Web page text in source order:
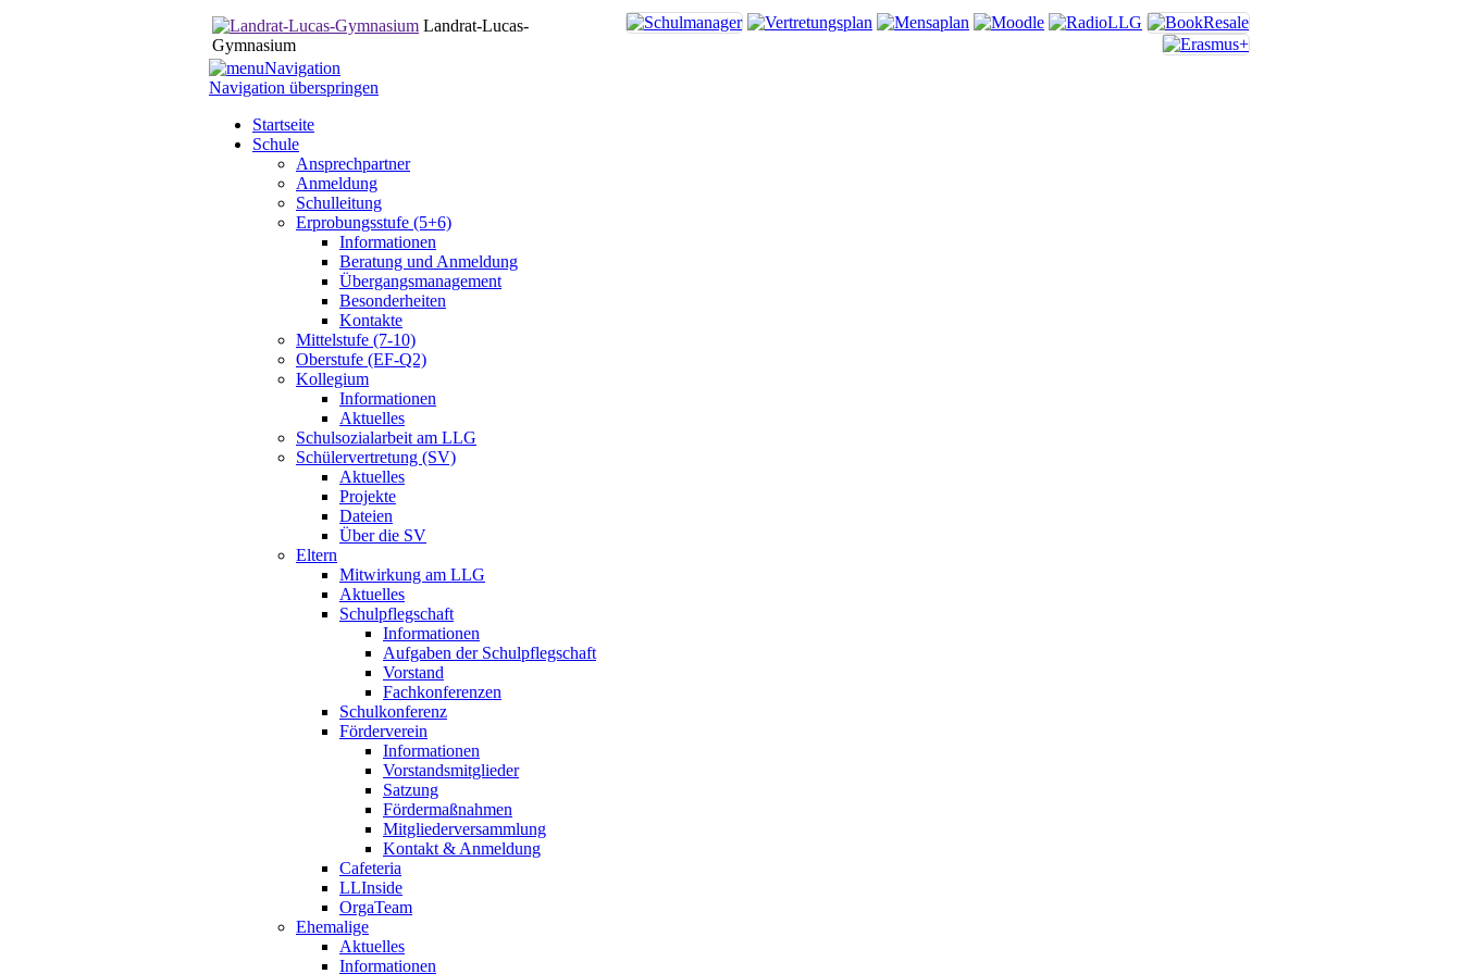
Landrat-Lucas-
Gymnasium
Navigation
Navigation überspringen
Startseite
Schule
Ansprechpartner
Anmeldung
Schulleitung
Erprobungsstufe (5+6)
Informationen
Beratung und Anmeldung
Übergangsmanagement
Besonderheiten
Kontakte
Mittelstufe (7-10)
Oberstufe (EF-Q2)
Kollegium
Informationen
Aktuelles
Schulsozialarbeit am LLG
Schülervertretung (SV)
Aktuelles
Projekte
Dateien
Über die SV
Eltern
Mitwirkung am LLG
Aktuelles
Schulpflegschaft
Informationen
Aufgaben der Schulpflegschaft
Vorstand
Fachkonferenzen
Schulkonferenz
Förderverein
Informationen
Vorstandsmitglieder
Satzung
Fördermaßnahmen
Mitgliederversammlung
Kontakt & Anmeldung
Cafeteria
LLInside
OrgaTeam
Ehemalige
Aktuelles
Informationen